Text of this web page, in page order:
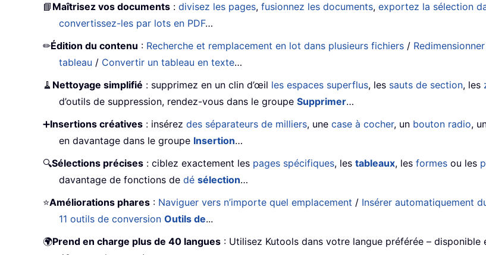
📘 Maîtrisez vos documents : divisez les pages, fusionnez les documents, exportez la sélection
convertissez-les par lots en PDF…
✏Édition du contenu : Recherche et remplacement en lot dans plusieurs fichiers /
tableau / Convertir un tableau en texte…
🧹 Nettoyage simplifié : supprimez en un clin d’œil les espaces superflus, les sauts de section, les
d’outils de suppression, rendez-vous dans le groupeSupprimer…
➕Insertions créatives : insérez des séparateurs de milliers, une case à cocher, un bouton radio,
en davantage dans le groupe Insertion…
🔍Sélections précises : ciblez exactement les pages spécifiques, les tableaux, les formes ou les
davantage de fonctions dedésélection…
⭐Améliorations phares : Naviguer vers n’importe quel emplacement / Insérer automatiquement
11 outils de conversionOutils de...
🌍Prend en charge plus de 40 langues : Utilisez Kutools dans votre langue préférée –